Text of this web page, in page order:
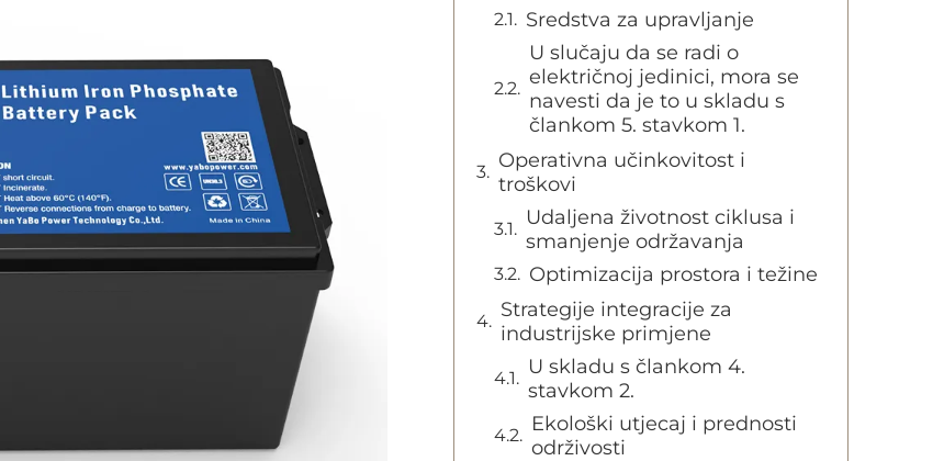
Sredstva za upravljanje
U slučaju da se radi o
električnoj jedinici, mora se
navesti da je to u skladu s
člankom 5. stavkom 1.
Operativna učinkovitost i
troškovi
Udaljena životnost ciklusa i
smanjenje održavanja
Optimizacija prostora i težine
Strategije integracije za
industrijske primjene
U skladu s člankom 4.
stavkom 2.
Ekološki utjecaj i prednosti
održivosti